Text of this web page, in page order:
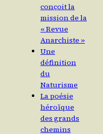
conçoit la
mission de la
« Revue
Anarchiste »
Une
définition
du
Naturisme
La poésie
héroïque
des grands
chemins